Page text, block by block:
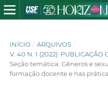
INÍCIO / ARQUIVOS /
V. 40 N. 1 (2022): PUBLICAÇÃO
Seção temática: Gêneros e
formação docente e nas